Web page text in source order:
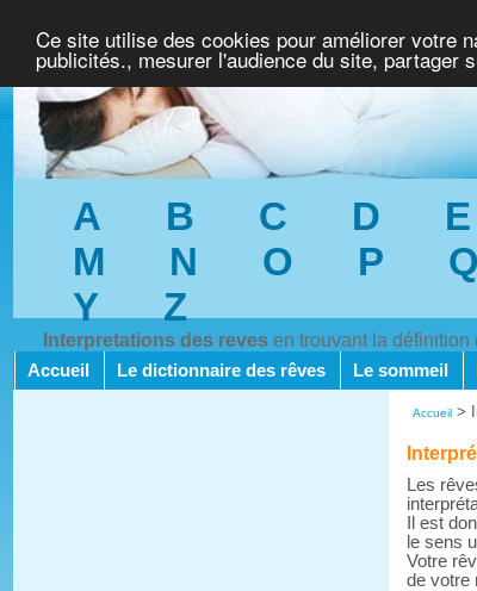
Ce site utilise des cookies pour améliorer votre
publicités., mesurer l'audience du site, partager
A B C D E
M
N O P Q
Y
Z
Interpretations des reves en trouvant la définition
Accueil Le dictionnaire des rêves Le sommeil
Accueil >
Les
Il est
le sens
Votre
de votre